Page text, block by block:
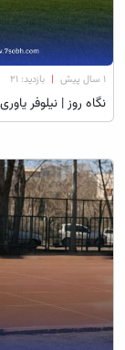
۱ سال پیش | بازدید: 21
نگاه روز | نیلوفر